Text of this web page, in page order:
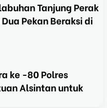
Tanjung Perak
Pekan Beraksi di
ke -80 Polres
Alsintan untuk